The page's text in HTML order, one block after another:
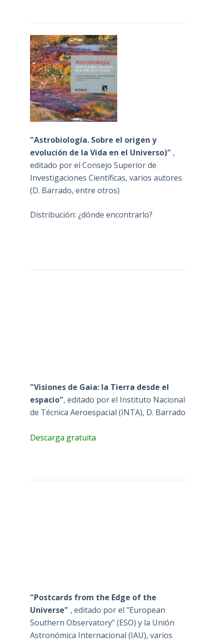
"Astrobiología. Sobre el origen y
evolución de la Vida en el Universo)" ,
editado por el Consejo Superior de
Investigaciones Científicas, varios autores
(D. Barrado, entre otros)
Distribución: ¿dónde encontrarlo?
"Visiones de Gaia: la Tierra desde el
espacio", editado por el Instituto Nacional
de Técnica Aeroespacial (INTA), D. Barrado
Descarga gratuita
"Postcards from the Edge of the
Universe" , editado por el "European
Southern Observatory" (ESO) y la Unión
Astronómica Internacional (IAU), varios